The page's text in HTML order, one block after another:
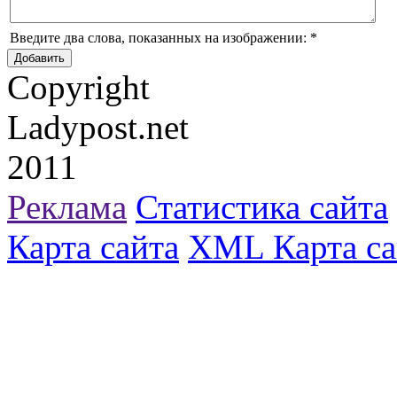
Введите два слова, показанных на изображении: *
Copyright
Ladypost.net
2011
Реклама Статистика сайта
Карта сайта XML Карта